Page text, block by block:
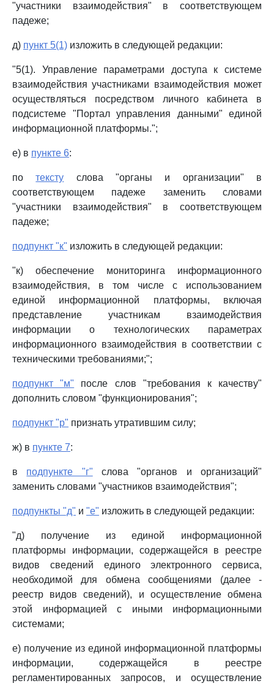
"участники взаимодействия" в соответствующем
падеже;
д) пункт 5(1) изложить в следующей редакции:
"5(1). Управление параметрами доступа к системе
взаимодействия участниками взаимодействия может
осуществляться посредством личного кабинета в
подсистеме "Портал управления данными" единой
информационной платформы.";
е) в пункте 6:
потексту слова "органы и организации" в
соответствующем падеже заменить словами
"участники взаимодействия" в соответствующем
падеже;
подпункт "к" изложить в следующей редакции:
"к) обеспечение мониторинга информационного
взаимодействия, в том числе с использованием
единой информационной платформы, включая
представление участникам взаимодействия
информации о технологических параметрах
информационного взаимодействия в соответствии с
техническими требованиями;";
подпункт "м" после слов "требования к качеству"
дополнить словом "функционирования";
подпункт "р" признать утратившим силу;
ж) в пункте 7:
в подпункте "г" слова "органов и организаций"
заменить словами "участников взаимодействия";
подпункты "д" и "е" изложить в следующей редакции:
"д) получение из единой информационной
платформы информации, содержащейся в реестре
видов сведений единого электронного сервиса,
необходимой для обмена сообщениями (далее -
реестр видов сведений), и осуществление обмена
этой информацией с иными информационными
системами;
е) получение из единой информационной платформы
информации, содержащейся в реестре
регламентированных запросов, и осуществление